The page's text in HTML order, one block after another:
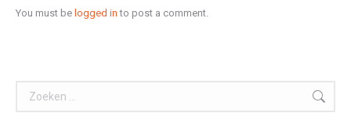
You must be logged in to post a comment.
Search: